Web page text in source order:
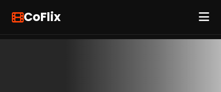
CoFlix